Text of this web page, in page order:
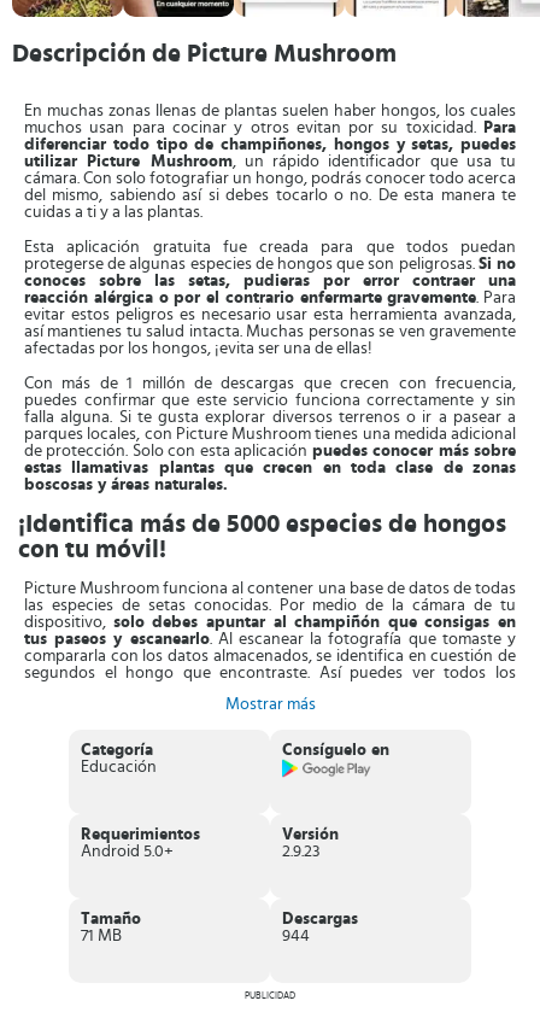
Descripción de Picture Mushroom
En muchas zonas llenas de plantas suelen haber hongos, los cuales
muchos usan para cocinar y otros evitan por su toxicidad.
Para
diferenciar todo tipo de champiñones, hongos y setas, puedes
utilizar Picture Mushroom, un rápido identificador que usa tu
cámara. Con solo fotografiar un hongo, podrás conocer todo acerca
del mismo, sabiendo así si debes tocarlo o no. De esta manera te
cuidas a ti y a las plantas.
Esta aplicación gratuita fue creada para que todos puedan
protegerse de algunas especies de hongos que son peligrosas. Si no
conoces sobre las setas, pudieras por error contraer una
reacción alérgica o por el contrario enfermarte gravemente. Para
evitar estos peligros es necesario usar esta herramienta avanzada,
así mantienes tu salud intacta. Muchas personas se ven gravemente
afectadas por los hongos, ¡evita ser una de ellas!
Con más de 1 millón de descargas que crecen con frecuencia,
puedes confirmar que este servicio funciona correctamente y sin
falla alguna. Si te gusta explorar diversos terrenos o ir a pasear a
parques locales, con Picture Mushroom tienes una medida adicional
de protección. Solo con esta aplicación puedes conocer más sobre
estas llamativas plantas que crecen en toda clase de zonas
boscosas y áreas naturales.
¡Identifica más de 5000 especies de hongos
con tu móvil!
Picture Mushroom funciona al contener una base de datos de todas
las especies de setas conocidas. Por medio de la cámara de tu
dispositivo, solo debes apuntar al champiñón que consigas en
tus paseos y escanearlo. Al escanear la fotografía que tomaste y
compararla con los datos almacenados, se identifica en cuestión de
segundos el hongo que encontraste. Así puedes ver todos los
pertenece, sus características generales y las recomendaciones
. Incluso puedes ver cómo son sus etapas de crecimiento. En
el caso de que el hongo o la seta sea peligroso, recibirás una alerta
pueden comer o tocar.
En el caso de que simplemente disfrutes de admirar las especies de
y fotografiarlo, debido a su belleza, es un hábito que miles de
usuarios tienen . Finalmente, dependiendo de tu región, puedes ver
qué tipos de hongos son los más comunes que puedes encontrar en
Características de Picture Mushroom
Mostrar más
Categoría
Educación
Consíguelo en
Requerimientos
Android 5.0+
Versión
2.9.23
Tamaño
71 MB
Descargas
944
PUBLICIDAD